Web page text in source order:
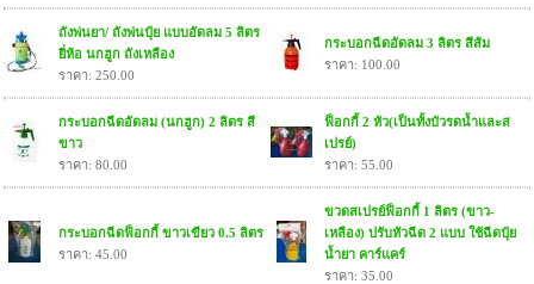
ถังพ่นยา/ ถังพ่นปุ๋ย แบบอัดลม 5 ลิตร
ยี่ห้อ นกฮูก ถังเหลือง
ราคา: 250.00
กระบอกฉีดอัดลม 3 ลิตร สีส้ม
ราคา: 100.00
กระบอกฉีดอัดลม (นกฮูก) 2 ลิตร สี
ขาว
ราคา: 80.00
ฟ็อกกี้ 2 หัว(เป็นทั้งบัวรดน้ำและส
เปรย์)
ราคา: 55.00
กระบอกฉีดฟ็อกกี้ ขาวเขียว 0.5 ลิตร
ราคา: 45.00
ขวดสเปรย์ฟ็อกกี้ 1 ลิตร (ขาว-
เหลือง) ปรับหัวฉีด 2 แบบ ใช้ฉีดปุ๋ย
น้ำยา คาร์แคร์
ราคา: 35.00